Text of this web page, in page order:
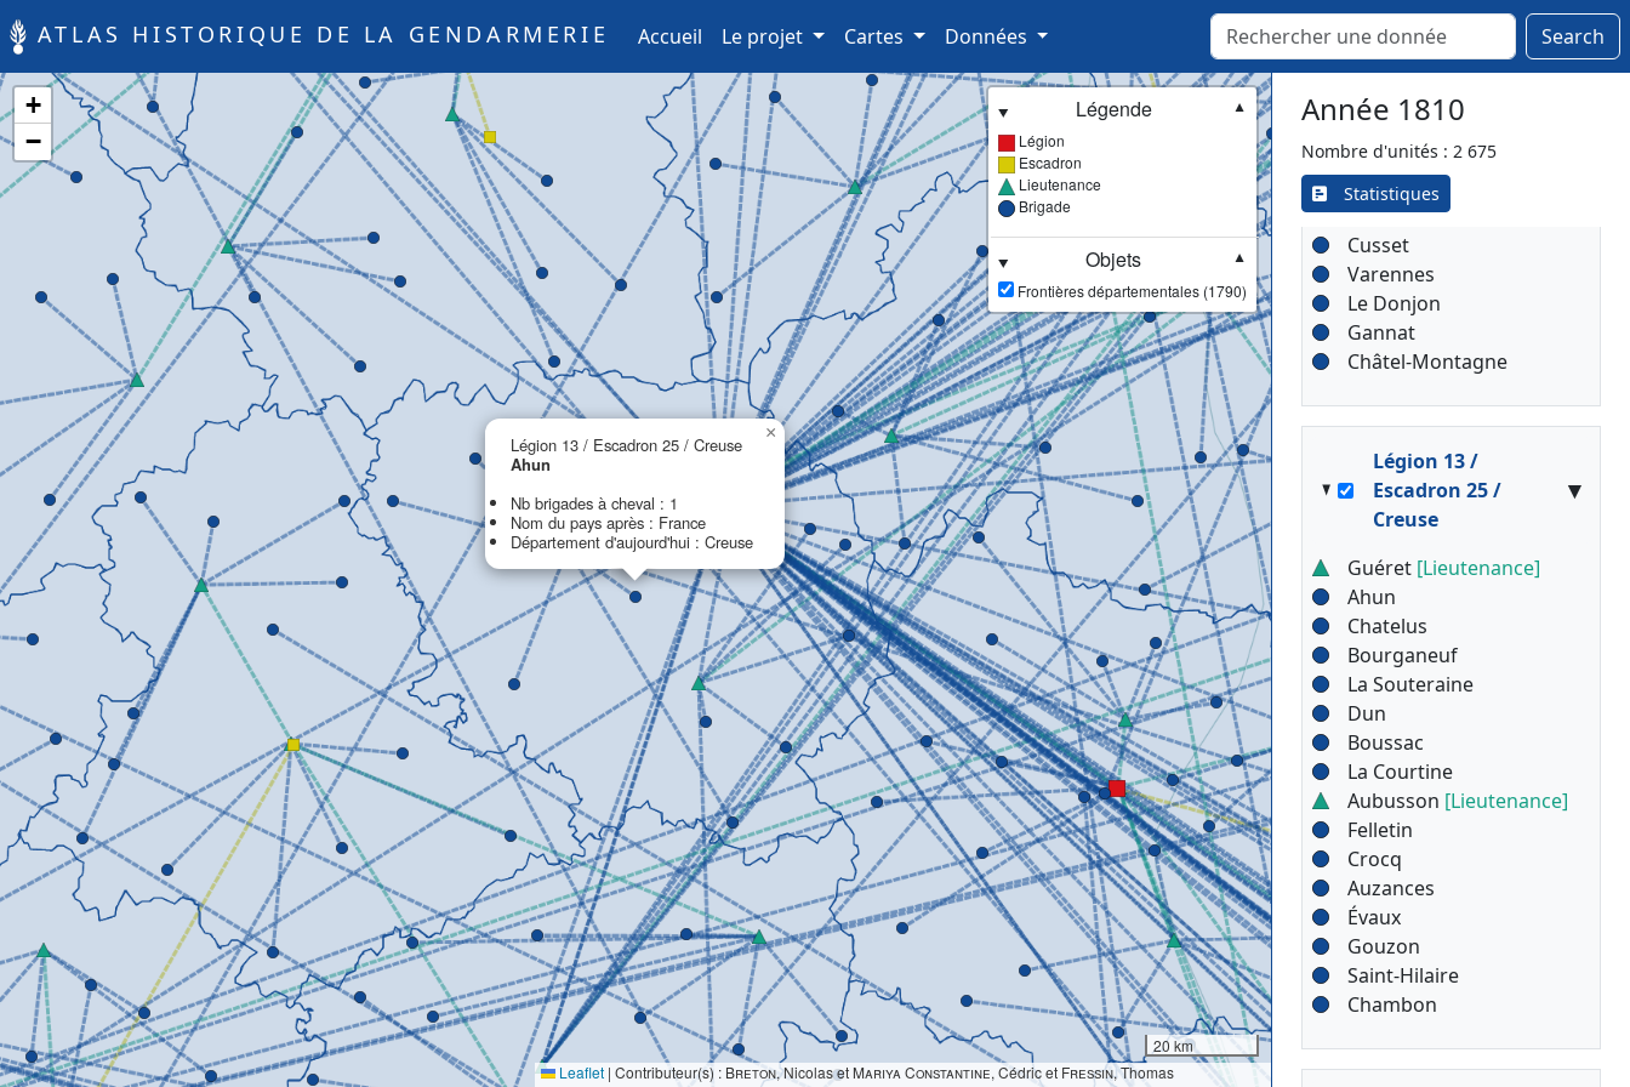
ATLAS HISTORIQUE DE LA GENDARMERIE Accueil (current)
Le projet Cartes Données Search
Légion 13 / Escadron 25 / Creuse
Ahun
Nb brigades à cheval : 1
Nom du pays après : France
Département d'aujourd'hui : Creuse
×
+
−
Légende
▼
Légion
Escadron
Lieutenance
Brigade
Objets
▼
Frontières départementales (1790)
20 km
Leaflet | Contributeur(s) : Breton, Nicolas et Mariya Constantine, Cédric et Fressin, Thomas
Année 1810
Nombre d'unités : 2 675
Statistiques
Montluçon[Lieutenance]
Montmarault
Cérilly
Huriel
Hérisson
Chantelle
Marcillat
La Palisse[Lieutenance]
Cusset
Varennes
Le Donjon
Gannat
Châtel-Montagne
Légion 13 /
Escadron 25 /
Creuse
▾
Guéret [Lieutenance]
Ahun
Chatelus
Bourganeuf
La Souteraine
Dun
Boussac
La Courtine
Aubusson [Lieutenance]
Felletin
Crocq
Auzances
Évaux
Gouzon
Saint-Hilaire
Chambon